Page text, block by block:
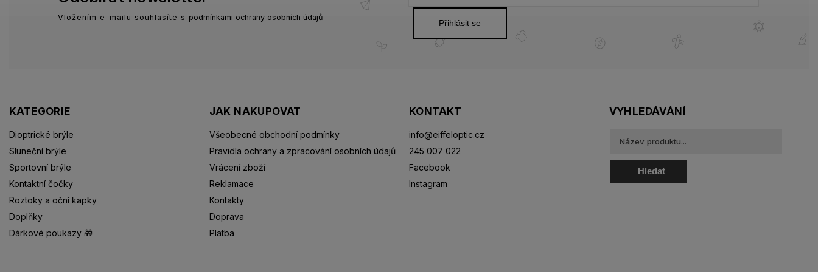
KATEGORIE
Dioptrické brýle
Sluneční brýle
Sportovní brýle
Kontaktní čočky
Roztoky a oční kapky
Doplňky
Dárkové poukazy 🎁
JAK NAKUPOVAT
Všeobecné obchodní podmínky
Pravidla ochrany a zpracování osobních údajů
Vrácení zboží
Reklamace
Kontakty
Doprava
Platba
KONTAKT
info@eiffeloptic.cz
245 007 022
Facebook
Instagram
Vložením e-mailu souhlasíte s podmínkami ochrany osobních údajů
Přihlásit se
VYHLEDÁVÁNÍ
Hledat